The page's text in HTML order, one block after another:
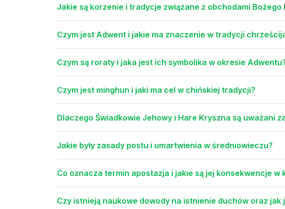
Jakie są korzenie i tradycje związane z obchodami Bożego
Czym jest Adwent i jakie ma znaczenie w tradycji
Czym są roraty i jaka jest ich symbolika w okresie
Czym jest minghun i jaki ma cel w chińskiej tradycji?
Dlaczego Świadkowie Jehowy i Hare Kryszna są uważani
Jakie były zasady postu i umartwienia w średniowieczu?
Co oznacza termin apostazja i jakie są jej konsekwencje w
Czy istnieją naukowe dowody na istnienie duchów oraz jak